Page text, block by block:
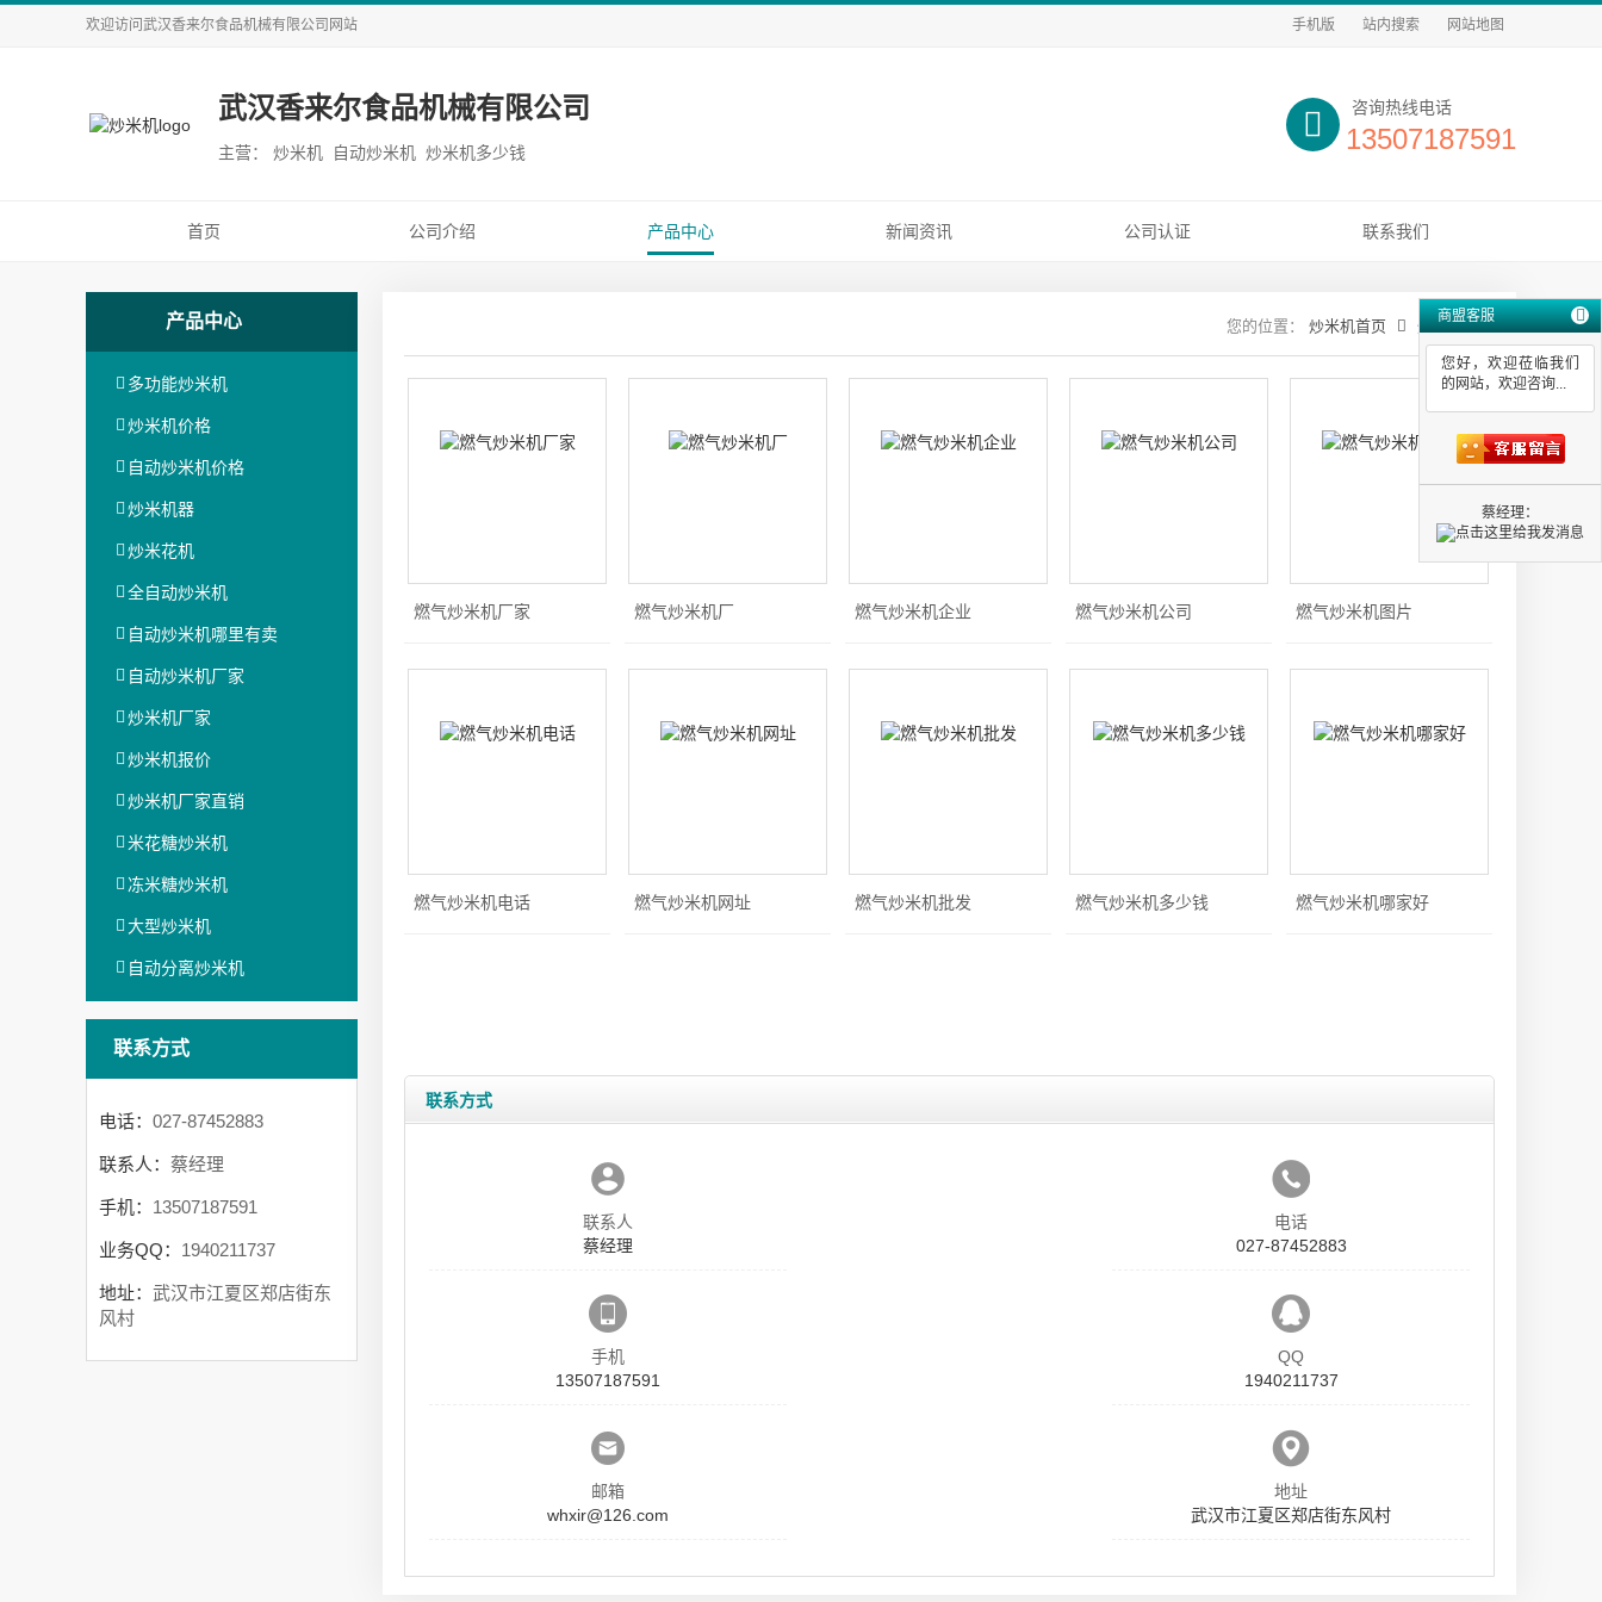
欢迎访问 武汉香来尔食品机械有限公司 网站 手机版 站内搜索 网站地图
武汉香来尔食品机械有限公司
主营： 炒米机 自动炒米机 炒米机多少钱
咨询热线电话
13507187591
首页 公司介绍 产品中心 新闻资讯 公司认证 联系我们
产品中心
多功能炒米机
炒米机价格
自动炒米机价格
炒米机器
炒米花机
全自动炒米机
自动炒米机哪里有卖
自动炒米机厂家
炒米机厂家
炒米机报价
炒米机厂家直销
米花糖炒米机
冻米糖炒米机
大型炒米机
自动分离炒米机
联系方式
电话： 027-87452883
联系人： 蔡经理
手机： 13507187591
业务QQ： 1940211737
地址： 武汉市江夏区郑店街东
风村
炒米机首页 炒米机报价
燃气炒米机厂家 燃气炒米机厂 燃气炒米机企业 燃气炒米机公司 燃气炒米机图片
燃气炒米机电话 燃气炒米机网址 燃气炒米机批发 燃气炒米机多少钱 燃气炒米机哪家好
联系方式
联系人
蔡经理
电话
027-87452883
手机
13507187591
QQ
1940211737
邮箱
whxir@126.com
地址
武汉市江夏区郑店街东风村
商盟客服
您好，欢迎莅临我们
的网站，欢迎咨询...
蔡经理：